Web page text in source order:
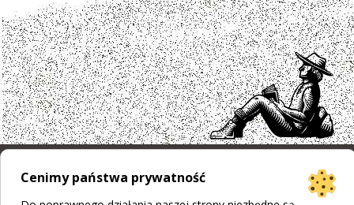
Cenimy państwa prywatność